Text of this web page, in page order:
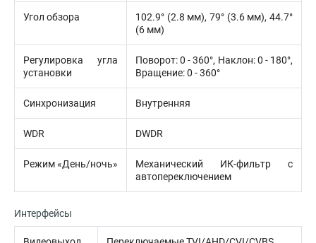
Угол обзора
102.9° (2.8 мм), 79° (3.6 мм), 44.7°
(6 мм)
Регулировка угла
установки
Поворот: 0 - 360°, Наклон: 0 - 180°,
Вращение: 0 - 360°
Синхронизация Внутренняя
WDR DWDR
Режим «День/ночь»
Механический ИК-фильтр с
автопереключением
Интерфейсы